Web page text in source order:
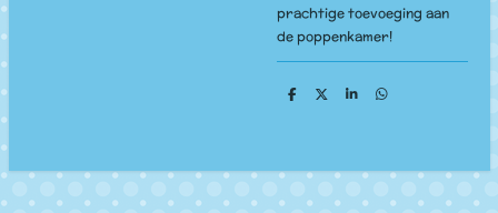
prachtige toevoeging aan
de poppenkamer!
D
D
S
D